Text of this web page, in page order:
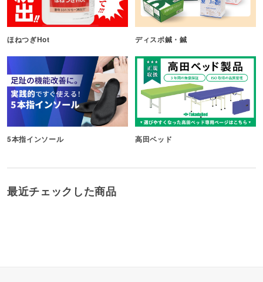
ほねつぎHot ディスポ鍼・鍼
5本指インソール 高田ベッド
最近チェックした商品